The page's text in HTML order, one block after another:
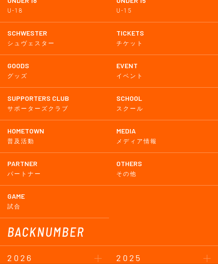
U-18 U-15
SCHWESTER
シュヴェスター
TICKETS
チケット
GOODS
グッズ
EVENT
イベント
SUPPORTERS CLUB
サポーターズクラブ
SCHOOL
スクール
HOMETOWN
普及活動
MEDIA
メディア情報
PARTNER
パートナー
OTHERS
その他
GAME
試合
BACKNUMBER
2026
2025